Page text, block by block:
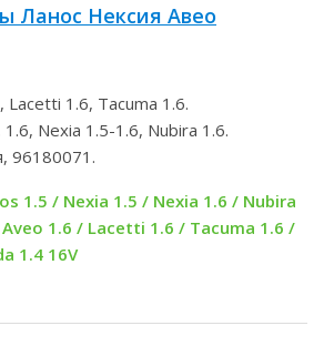
Ланос Нексия Авео
1.6, Tacuma 1.6.
Nexia 1.5-1.6, Nubira 1.6.
96180071.
1.5 / Nexia 1.5 / Nexia 1.6 / Nubira
1.6 / Lacetti 1.6 / Tacuma 1.6 /
1.4 16V